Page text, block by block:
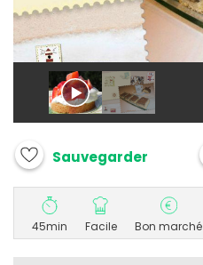
Sauvegarder
45min Facile Bon marché